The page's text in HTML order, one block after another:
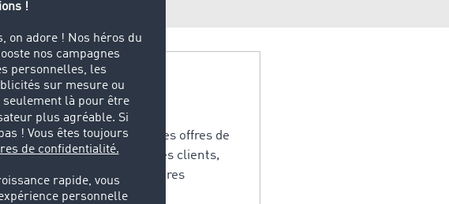
facilement sur les dernières offres de
demande téléphonique des clients,
L'avantage : les partenaires
offres saisies dans TC